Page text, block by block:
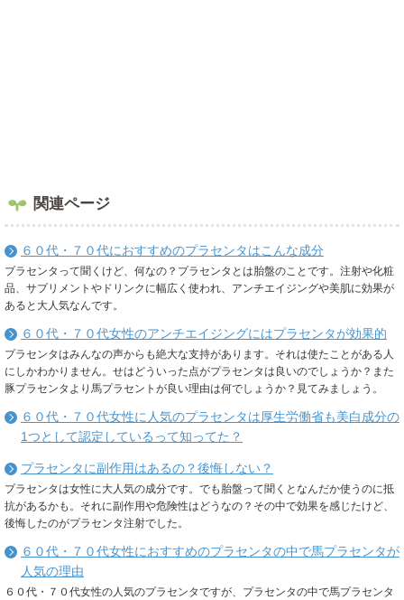
関連ページ
６０代・７０代におすすめのプラセンタはこんな成分
プラセンタって聞くけど、何なの？プラセンタとは胎盤のことです。注射や化粧
品、サプリメントやドリンクに幅広く使われ、アンチエイジングや美肌に効果が
あると大人気なんです。
６０代・７０代女性のアンチエイジングにはプラセンタが効果的
プラセンタはみんなの声からも絶大な支持があります。それは使たことがある人
にしかわかりません。せはどういった点がプラセンタは良いのでしょうか？また
豚プラセンタより馬プラセントが良い理由は何でしょうか？見てみましょう。
６０代・７０代女性に人気のプラセンタは厚生労働省も美白成分の
1つとして認定しているって知ってた？
プラセンタに副作用はあるの？後悔しない？
プラセンタは女性に大人気の成分です。でも胎盤って聞くとなんだか使うのに抵
抗があるかも。それに副作用や危険性はどうなの？その中で効果を感じたけど、
後悔したのがプラセンタ注射でした。
６０代・７０代女性におすすめのプラセンタの中で馬プラセンタが
人気の理由
６０代・７０代女性の人気のプラセンタですが、プラセンタの中で馬プラセンタ